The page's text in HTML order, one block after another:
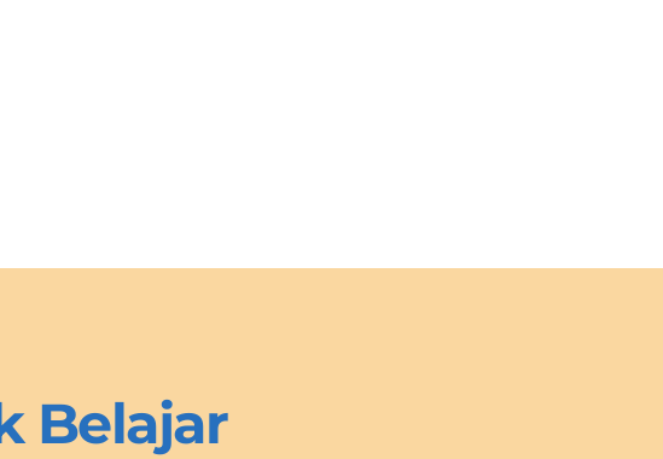
Belajar